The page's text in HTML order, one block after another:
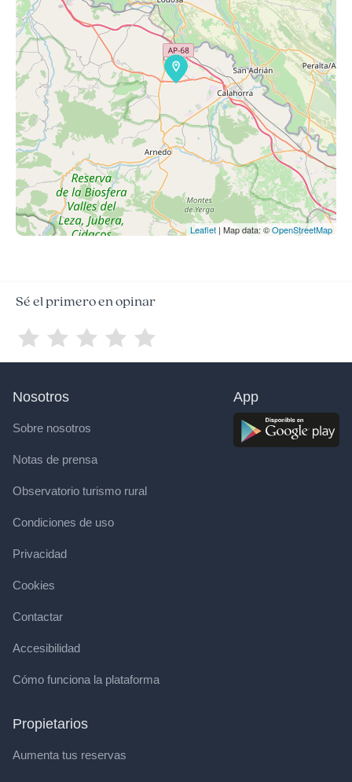
Leaflet | Map data: ©OpenStreetMap
Sé el primero en opinar
Nosotros
Sobre nosotros
Notas de prensa
Observatorio turismo rural
Condiciones de uso
Privacidad
Cookies
Contactar
Accesibilidad
Cómo funciona la plataforma
Propietarios
Aumenta tus reservas
App